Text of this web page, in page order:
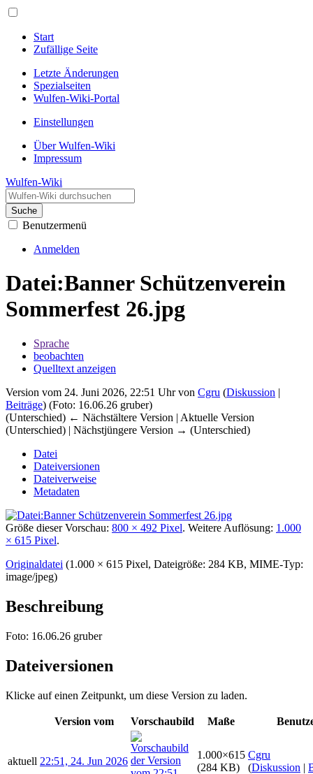
Start
Zufällige Seite
Letzte Änderungen
Spezialseiten
Wulfen-Wiki-Portal
Einstellungen
Über Wulfen-Wiki
Impressum
Wulfen-Wiki
Suche
Benutzermenü
Anmelden
Datei:Banner Schützenverein
Sommerfest 26.jpg
Sprache
beobachten
Quelltext anzeigen
Version vom 24. Juni 2026, 22:51 Uhr von Cgru (Diskussion |
Beiträge) (Foto: 16.06.26 gruber)
(Unterschied) ← Nächstältere Version | Aktuelle Version
(Unterschied) | Nächstjüngere Version → (Unterschied)
Datei
Dateiversionen
Dateiverweise
Metadaten
Größe dieser Vorschau: 800 × 492 Pixel. Weitere Auflösung: 1.000
× 615 Pixel.
Originaldatei (1.000 × 615 Pixel, Dateigröße: 284 KB, MIME-Typ:
image/jpeg)
Beschreibung
Foto: 16.06.26 gruber
Dateiversionen
Klicke auf einen Zeitpunkt, um diese Version zu laden.
Version vom Vorschaubild Maße
aktuell 22:51, 24. Jun 2026
1.000×615
(284 KB)
Cgru
(Diskussion |